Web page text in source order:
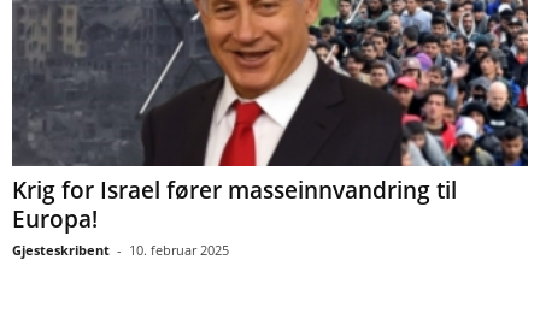
Krig for Israel fører masseinnvandring til
Europa!
Gjesteskribent - 10. februar 2025